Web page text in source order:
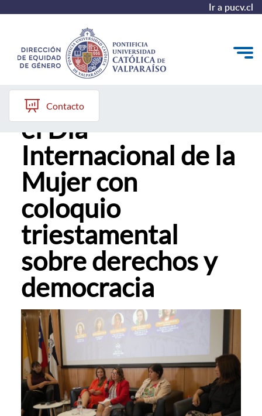
Ir a pucv.cl
Quiénes somos
Diagnóstico y Política
Plan de Acción
Modelo de Prevención
Repositorio
Redes de Trabajo
Contacto
PUCV conmemora
el Día
Internacional de la
Mujer con
coloquio
triestamental
sobre derechos y
democracia